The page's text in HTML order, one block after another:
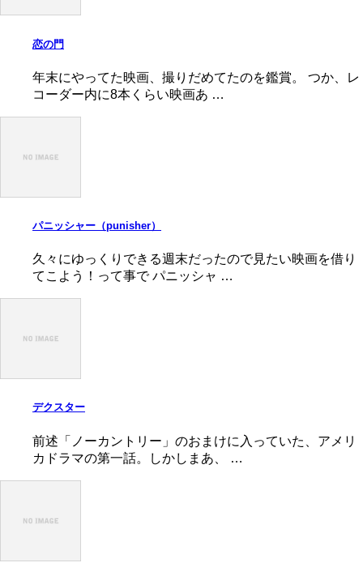
恋の門
年末にやってた映画、撮りだめてたのを鑑賞。 つか、レ
コーダー内に8本くらい映画あ …
パニッシャー（punisher）
久々にゆっくりできる週末だったので見たい映画を借り
てこよう！って事で パニッシャ …
デクスター
前述「ノーカントリー」のおまけに入っていた、アメリ
カドラマの第一話。しかしまあ、 …